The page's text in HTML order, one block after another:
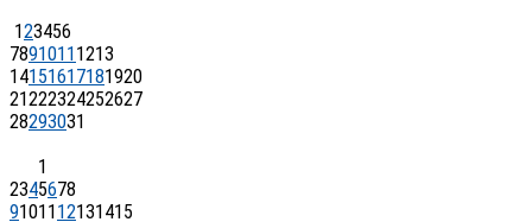
123456
7891011 1213
14151617181920
21222324252627
28293031
1
2345678
91011 12131415